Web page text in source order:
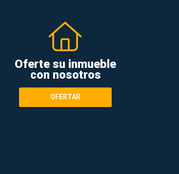
Oferte su inmueble
con nosotros
OFERTAR